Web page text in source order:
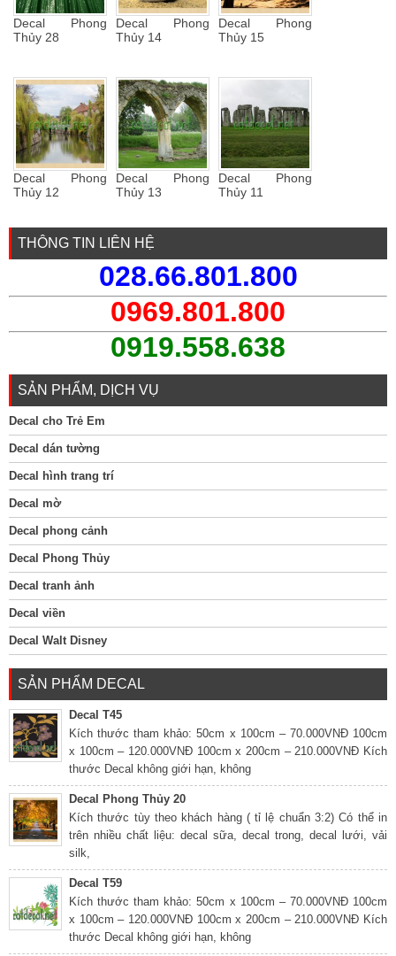
Decal Phong
Thủy 28
Decal Phong
Thủy 14
Decal Phong
Thủy 15
Decal Phong
Thủy 12
Decal Phong
Thủy 13
Decal Phong
Thủy 11
THÔNG TIN LIÊN HỆ
028.66.801.800
0969.801.800
0919.558.638
SẢN PHẨM, DỊCH VỤ
Decal cho Trẻ Em
Decal dán tường
Decal hình trang trí
Decal mờ
Decal phong cảnh
Decal Phong Thủy
Decal tranh ảnh
Decal viền
Decal Walt Disney
SẢN PHẨM DECAL
Decal T45
Kích thước tham khảo: 50cm x 100cm – 70.000VNĐ 100cm
x 100cm – 120.000VNĐ 100cm x 200cm – 210.000VNĐ Kích
thước Decal không giới hạn, không
Decal Phong Thủy 20
Kích thước tùy theo khách hàng ( tỉ lệ chuẩn 3:2) Có thể in
trên nhiều chất liệu: decal sữa, decal trong, decal lưới, vải
silk,
Decal T59
Kích thước tham khảo: 50cm x 100cm – 70.000VNĐ 100cm
x 100cm – 120.000VNĐ 100cm x 200cm – 210.000VNĐ Kích
thước Decal không giới hạn, không